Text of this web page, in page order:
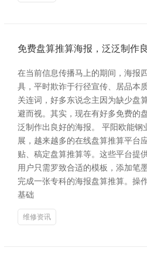
免费盘算推算海报，泛泛制作
在当前信息传播马上的期间，海报
具，平时欺诈于行径宣传、居品本
关连词，好多东说念主因为缺少盘
避而视。其实，现在有好多免费的
泛制作出良好的海报。 平阳欧能钢
展，越来越多的在线盘算推算平台
贴、稿定盘算推算等。这些平台提
用户只需罗致合适的模板，添加笔
完成一张专科的海报盘算推算。操
基础
维修资讯